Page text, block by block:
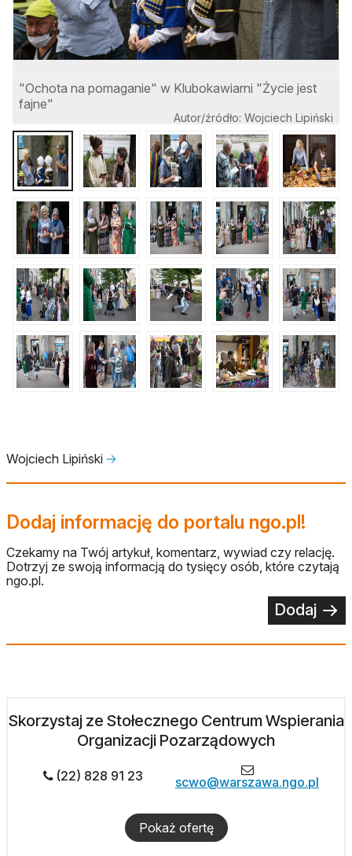
"Ochota na pomaganie" w Klubokawiarni "Życie jest
fajne"
Autor/źródło: Wojciech Lipiński
Wojciech Lipiński 🡢
Dodaj informację do portalu ngo.pl!
Czekamy na Twój artykuł, komentarz, wywiad czy relację.
Dotrzyj ze swoją informacją do tysięcy osób, które czytają
ngo.pl.
Dodaj
Skorzystaj ze Stołecznego Centrum Wspierania
Organizacji Pozarządowych
(22) 828 91 23 scwo@warszawa.ngo.pl
Pokaż ofertę